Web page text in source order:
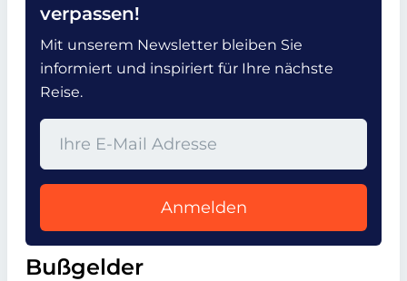
verpassen!
Mit unserem Newsletter bleiben Sie
informiert und inspiriert für Ihre nächste
Reise.
Anmelden
Bußgelder